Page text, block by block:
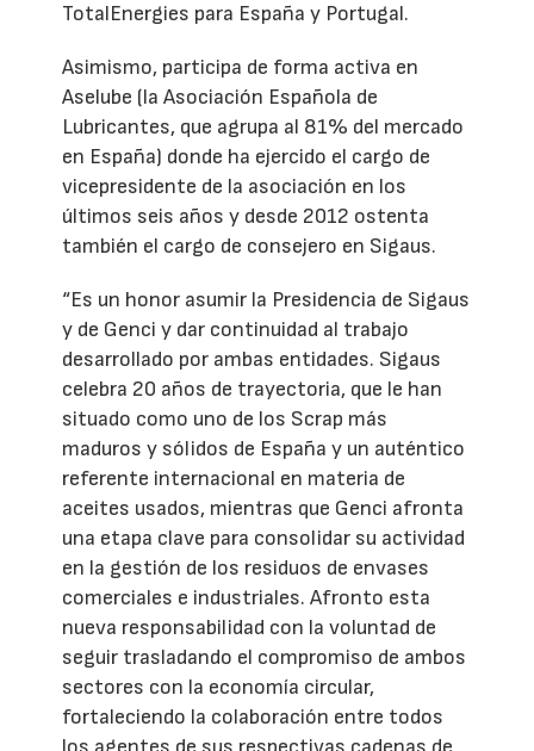
TotalEnergies para España y Portugal.
Asimismo, participa de forma activa en
Aselube (la Asociación Española de
Lubricantes, que agrupa al 81% del mercado
en España) donde ha ejercido el cargo de
vicepresidente de la asociación en los
últimos seis años y desde 2012 ostenta
también el cargo de consejero en Sigaus.
“Es un honor asumir la Presidencia de Sigaus
y de Genci y dar continuidad al trabajo
desarrollado por ambas entidades. Sigaus
celebra 20 años de trayectoria, que le han
situado como uno de los Scrap más
maduros y sólidos de España y un auténtico
referente internacional en materia de
aceites usados, mientras que Genci afronta
una etapa clave para consolidar su actividad
en la gestión de los residuos de envases
comerciales e industriales. Afronto esta
nueva responsabilidad con la voluntad de
seguir trasladando el compromiso de ambos
sectores con la economía circular,
fortaleciendo la colaboración entre todos